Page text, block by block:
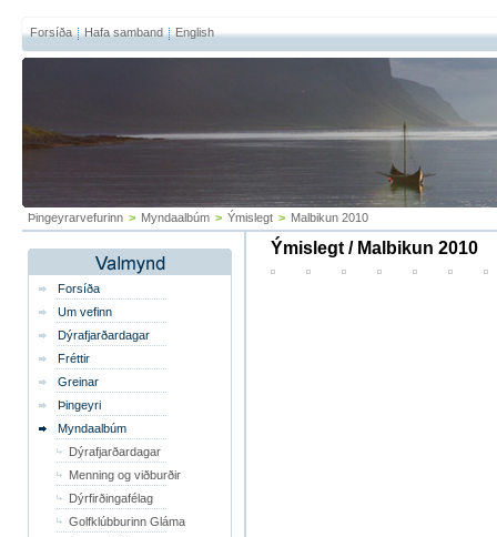
Forsíða Hafa samband English
Þingeyrarvefurinn > Myndaalbúm > Ýmislegt > Malbikun 2010
Forsíða
Um vefinn
Dýrafjarðardagar
Fréttir
Greinar
Þingeyri
Myndaalbúm
Dýrafjarðardagar
Menning og viðburðir
Dýrfirðingafélag
Golfklúbburinn Gláma
Ýmislegt / Malbikun 2010